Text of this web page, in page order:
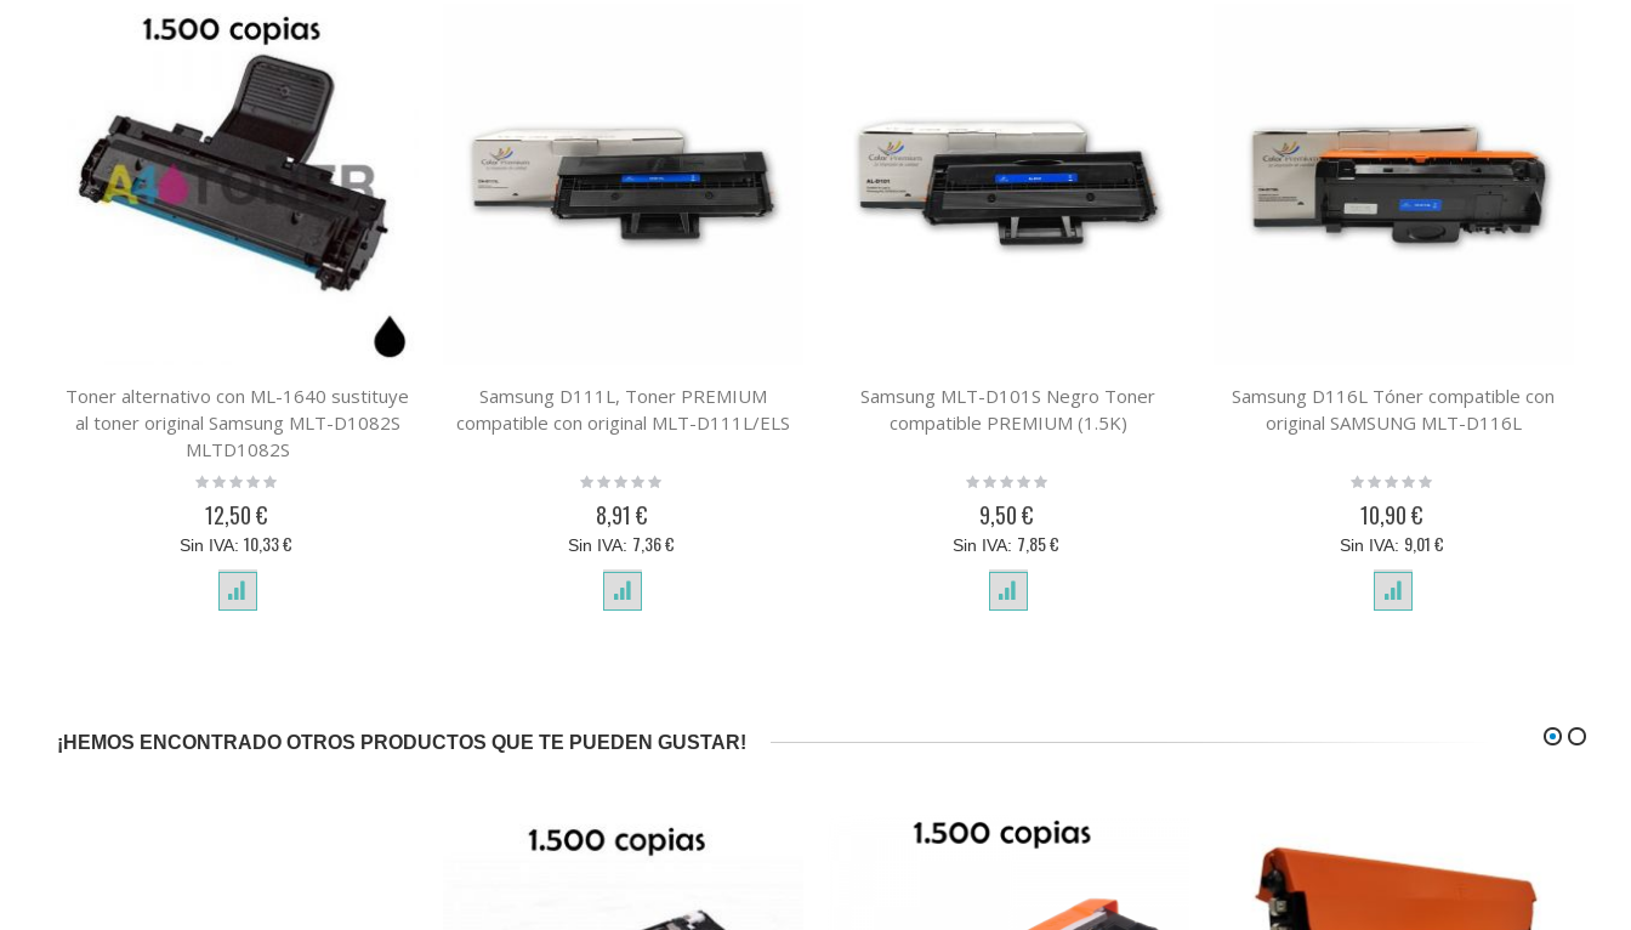
Toner alternativo con ML-1640 sustituye
al toner original Samsung MLT-D1082S
MLTD1082S
Rating:
12,50 €
10,33 €
Samsung D111L, Toner PREMIUM
compatible con original MLT-D111L/ELS
Rating:
8,91 €
7,36 €
Samsung MLT-D101S Negro Toner
compatible PREMIUM (1.5K)
Rating:
9,50 €
7,85 €
Samsung D116L Tóner compatible con
original SAMSUNG MLT-D116L
Rating:
10,90 €
9,01 €
¡HEMOS ENCONTRADO OTROS PRODUCTOS QUE TE PUEDEN GUSTAR!